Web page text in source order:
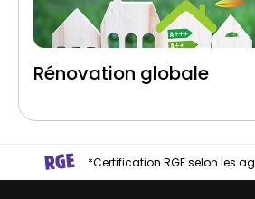
Rénovation globale
*Certification RGE selon les